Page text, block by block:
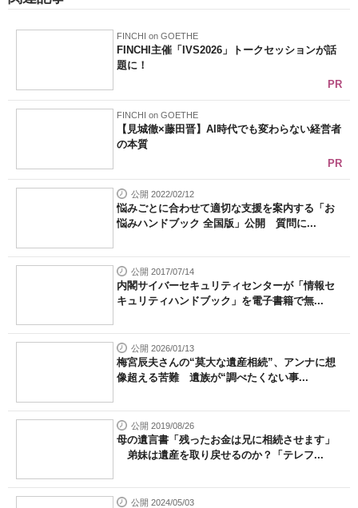
FINCHI on GOETHE
FINCHI主催「IVS2026」トークセッションが話
題に！
PR
FINCHI on GOETHE
【見城徹×藤田晋】AI時代でも変わらない経営者
の本質
PR
公開 2022/02/12
悩みごとに合わせて適切な支援を案内する「お
悩みハンドブック 全国版」公開 質問に...
公開 2017/07/14
内閣サイバーセキュリティセンターが「情報セ
キュリティハンドブック」を電子書籍で無...
公開 2026/01/13
梅宮辰夫さんの“莫大な遺産相続”、アンナに想
像超える苦難 遺族が“調べたくない事...
公開 2019/08/26
母の遺言書「残ったお金は兄に相続させます」
弟妹は遺産を取り戻せるのか？「テレフ...
公開 2024/05/03